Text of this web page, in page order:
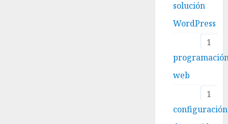
solución
WordPress
1
web
1
configuración